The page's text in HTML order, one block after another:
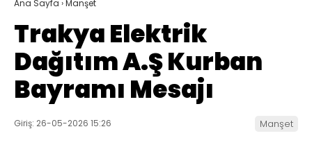
Ana Sayfa ›Manşet
Trakya Elektrik
Dağıtım A.Ş Kurban
Bayramı Mesajı
Giriş: 26-05-2026 15:26 Manşet